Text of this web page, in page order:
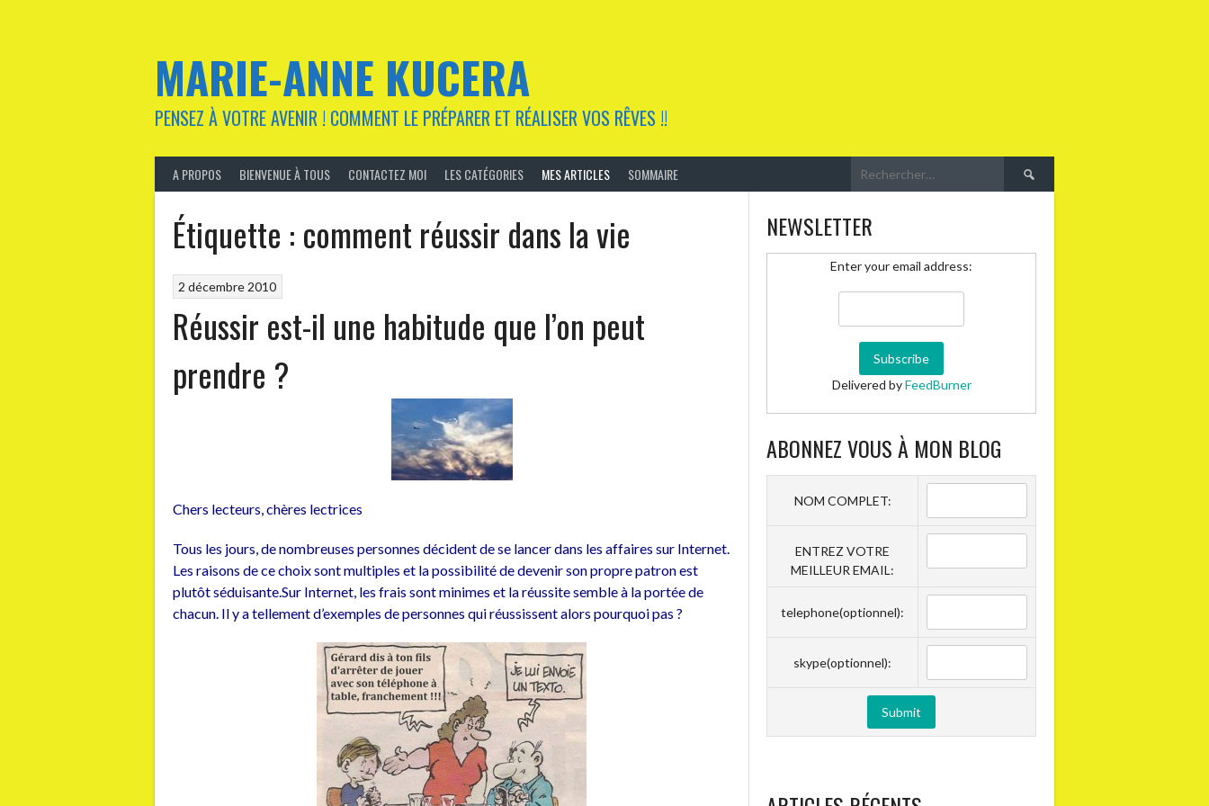
MARIE-ANNE KUCERA
PENSEZ À VOTRE AVENIR ! COMMENT LE PRÉPARER ET RÉALISER VOS RÊVES !!
A PROPOS BIENVENUE À TOUS CONTACTEZ MOI LES CATÉGORIES MES ARTICLES SOMMAIRE Rechercher :
Étiquette : comment réussir dans la vie
2 décembre 2010
Réussir est-il une habitude que l’on peut
prendre ?
Chers lecteurs, chères lectrices
Tous les jours, de nombreuses personnes décident de se lancer dans les affaires sur Internet.
Les raisons de ce choix sont multiples et la possibilité de devenir son propre patron est
plutôt séduisante.Sur Internet, les frais sont minimes et la réussite semble à la portée de
chacun. Il y a tellement d’exemples de personnes qui réussissent alors pourquoi pas ?
NEWSLETTER
Enter your email address:
Delivered byFeedBurner
ABONNEZ VOUS À MON BLOG
NOM COMPLET:
ENTREZ VOTRE
MEILLEUR EMAIL:
telephone(optionnel):
skype(optionnel):